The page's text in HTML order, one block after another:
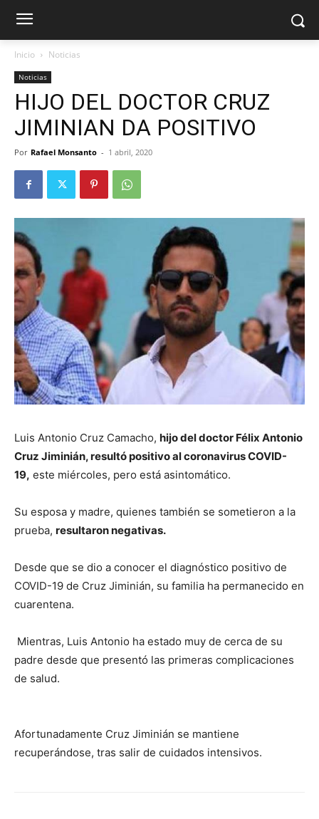
Inicio Noticias
Noticias
HIJO DEL DOCTOR CRUZ
JIMINIAN DA POSITIVO
Por Rafael Monsanto - 1 abril, 2020
Luis Antonio Cruz Camacho, hijo del doctor Félix Antonio
Cruz Jiminián, resultó positivo al coronavirus COVID-
19, este miércoles, pero está asintomático.
Su esposa y madre, quienes también se sometieron a la
prueba, resultaron negativas.
Desde que se dio a conocer el diagnóstico positivo de
COVID-19 de Cruz Jiminián, su familia ha permanecido en
cuarentena.
Mientras, Luis Antonio ha estado muy de cerca de su
padre desde que presentó las primeras complicaciones
de salud.
Afortunadamente Cruz Jiminián se mantiene
recuperándose, tras salir de cuidados intensivos.